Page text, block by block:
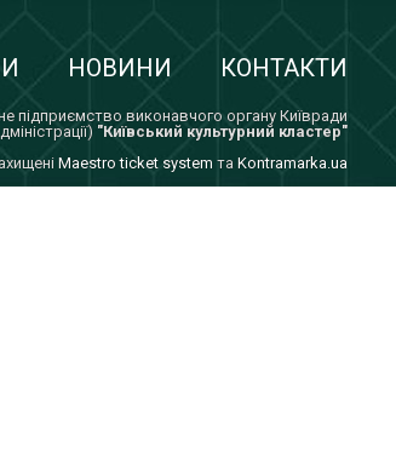
НОВИНИ КОНТАКТИ
підприємство виконавчого органу Київради
"Київський культурний кластер"
Maestro ticket system та Kontramarka.ua